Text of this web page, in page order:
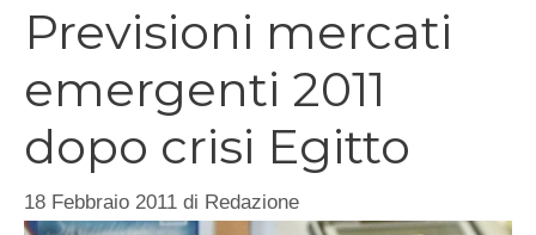
Previsioni mercati
emergenti 2011
dopo crisi Egitto
18 Febbraio 2011 di Redazione